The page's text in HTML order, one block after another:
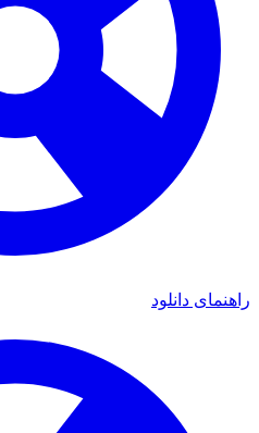
راهنمای دانلود